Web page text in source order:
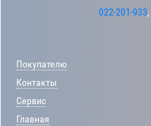
022-201-933,
Покупателю
Контакты
Сервис
Главная